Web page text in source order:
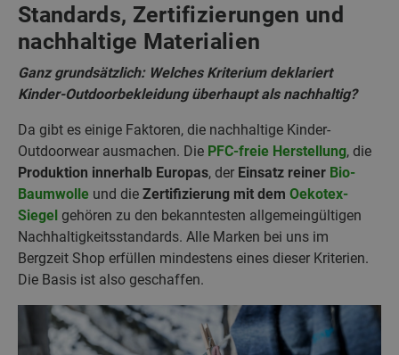
Standards, Zertifizierungen und
nachhaltige Materialien
Ganz grundsätzlich: Welches Kriterium deklariert
Kinder-Outdoorbekleidung überhaupt als nachhaltig?
Da gibt es einige Faktoren, die nachhaltige Kinder-
Outdoorwear ausmachen. Die PFC-freie Herstellung, die
Produktion innerhalb Europas, der Einsatz reiner Bio-
Baumwolle und die Zertifizierung mit dem Oekotex-
Siegel gehören zu den bekanntesten allgemeingültigen
Nachhaltigkeitsstandards. Alle Marken bei uns im
Bergzeit Shop erfüllen mindestens eines dieser Kriterien.
Die Basis ist also geschaffen.